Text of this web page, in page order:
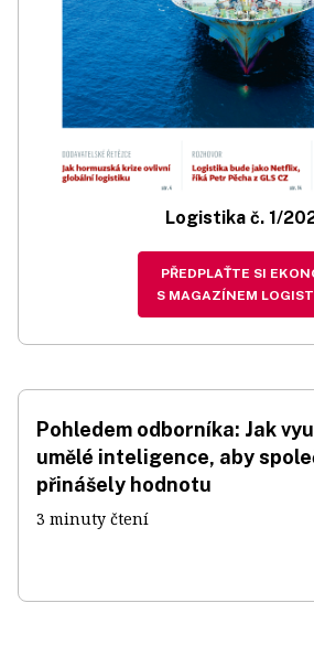
Logistika č. 1/
PŘEDPLAŤTE SI
S MAGAZÍNEM
Pohledem odborníka: Jak
umělé inteligence, aby
přinášely hodnotu
3 minuty čtení